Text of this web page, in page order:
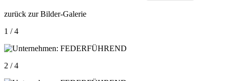
zurück zur Bilder-Galerie
1 / 4
2 / 4